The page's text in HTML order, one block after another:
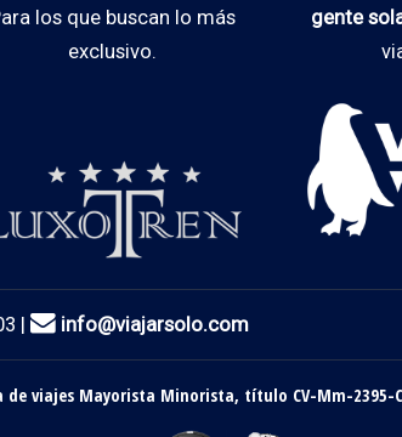
los que buscan lo más
exclusivo.
gente
| info@viajarsolo.com
de viajes Mayorista Minorista, título CV-Mm-2395-